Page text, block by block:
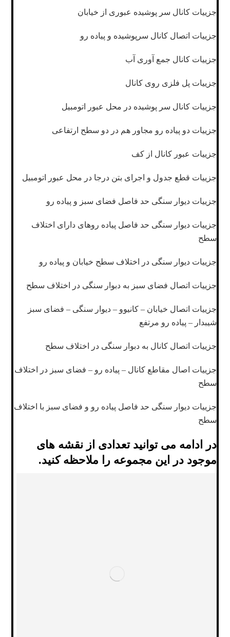
جزییات کانال سر پوشیده عبوری از خیابان
جزییات اتصال کانال سرپوشیده و پیاده رو
جزییات کانال جمع آوری آب
جزییات پل فلزی روی کانال
جزییات کانال سر پوشیده در محل عبور اتومبیل
جزییات دو پیاده رو مجاور هم در دو سطح ارتفاعی
جزییات عبور کانال از کف
جزییات قطع جدول و اجرای بتن درجا در محل عبور اتومبیل
جزییات دیوار سنگی حد فاصل فضای سبز و پیاده رو
جزییات دیوار سنگی حد فاصل پیاده روهای دارای اختلاف
سطح
جزییات دیوار سنگی در اختلاف سطح خیابان و پیاده رو
جزییات اتصال فضای سبز به دبوار سنگی در اختلاف سطح
جزییات اتصال خیابان – کانیوو – دیوار سنگی – فضای سبز
شیبدار – پیاده رو مرتفع
جزییات اتصال کانال به دبوار سنگی در اختلاف سطح
جزییات اصال مقاطع کانال – پیاده رو – فضای سبز در اختلاف
سطح
جزییات دیوار سنگی حد فاصل پیاده رو و فضای سبز با اختلاف
سطح
در ادامه می توانید تعدادی از نقشه های
موجود در این مجموعه را ملاحظه کنید.